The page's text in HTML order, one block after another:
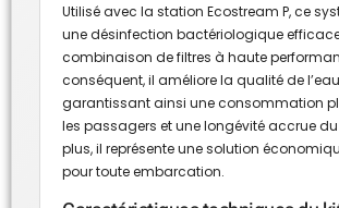
Utilisé avec la station Ecostream P, ce
une désinfection bactériologique
combinaison de filtres à haute
conséquent, il améliore la qualité de
garantissant ainsi une consommation
les passagers et une longévité accrue du
plus, il représente une solution
pour toute embarcation.